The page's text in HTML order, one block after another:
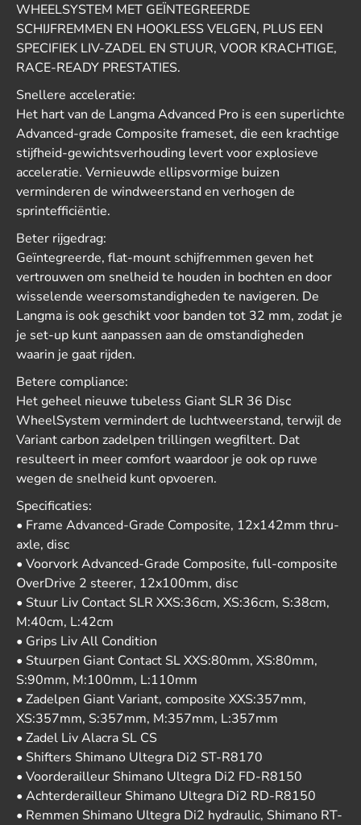
WHEELSYSTEM MET GEÏNTEGREERDE
SCHIJFREMMEN EN HOOKLESS VELGEN, PLUS EEN
SPECIFIEK LIV-ZADEL EN STUUR, VOOR KRACHTIGE,
RACE-READY PRESTATIES.
Snellere acceleratie:
Het hart van de Langma Advanced Pro is een superlichte
Advanced-grade Composite frameset, die een krachtige
stijfheid-gewichtsverhouding levert voor explosieve
acceleratie. Vernieuwde ellipsvormige buizen
verminderen de windweerstand en verhogen de
sprintefficiëntie.
Beter rijgedrag:
Geïntegreerde, flat-mount schijfremmen geven het
vertrouwen om snelheid te houden in bochten en door
wisselende weersomstandigheden te navigeren. De
Langma is ook geschikt voor banden tot 32 mm, zodat je
je set-up kunt aanpassen aan de omstandigheden
waarin je gaat rijden.
Betere compliance:
Het geheel nieuwe tubeless Giant SLR 36 Disc
WheelSystem vermindert de luchtweerstand, terwijl de
Variant carbon zadelpen trillingen wegfiltert. Dat
resulteert in meer comfort waardoor je ook op ruwe
wegen de snelheid kunt opvoeren.
Specificaties:
• Frame Advanced-Grade Composite, 12x142mm thru-
axle, disc
• Voorvork Advanced-Grade Composite, full-composite
OverDrive 2 steerer, 12x100mm, disc
• Stuur Liv Contact SLR XXS:36cm, XS:36cm, S:38cm,
M:40cm, L:42cm
• Grips Liv All Condition
• Stuurpen Giant Contact SL XXS:80mm, XS:80mm,
S:90mm, M:100mm, L:110mm
• Zadelpen Giant Variant, composite XXS:357mm,
XS:357mm, S:357mm, M:357mm, L:357mm
• Zadel Liv Alacra SL CS
• Shifters Shimano Ultegra Di2 ST-R8170
• Voorderailleur Shimano Ultegra Di2 FD-R8150
• Achterderailleur Shimano Ultegra Di2 RD-R8150
• Remmen Shimano Ultegra Di2 hydraulic, Shimano RT-